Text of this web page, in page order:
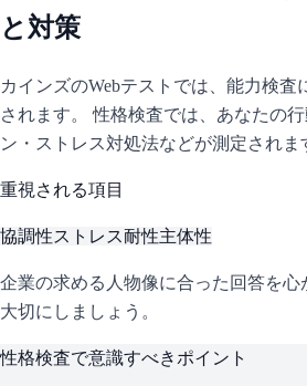
と対策
カインズのWebテストでは、能力検査
されます。 性格検査では、あなたの
ン・ストレス対処法などが測定されま
重視される項目
協調性ストレス耐性主体性
企業の求める人物像に合った回答を心
大切にしましょう。
性格検査で意識すべきポイント